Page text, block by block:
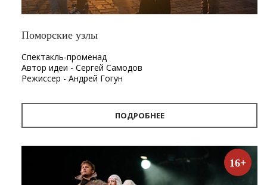
Поморские узлы
Спектакль-променад
Автор идеи - Сергей Самодов
Режиссер - Андрей Гогун
- 1 час.
Первый в Архангельске спектакль-променад «Поморские
узлы». Проект «Поморские узлы» позволит вынырнуть из
привычного формата, в котором зритель находится в
зале, а актёр на сцене. Из здания театра спектакль
ПОДРОБНЕЕ
16+